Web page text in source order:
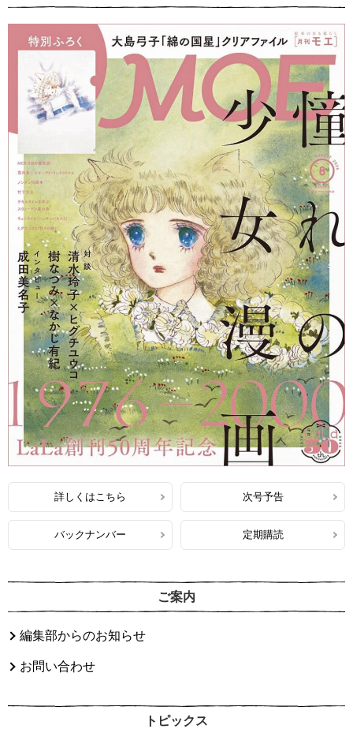
詳しくはこちら 次号予告
バックナンバー 定期購読
ご案内
編集部からのお知らせ
お問い合わせ
トピックス